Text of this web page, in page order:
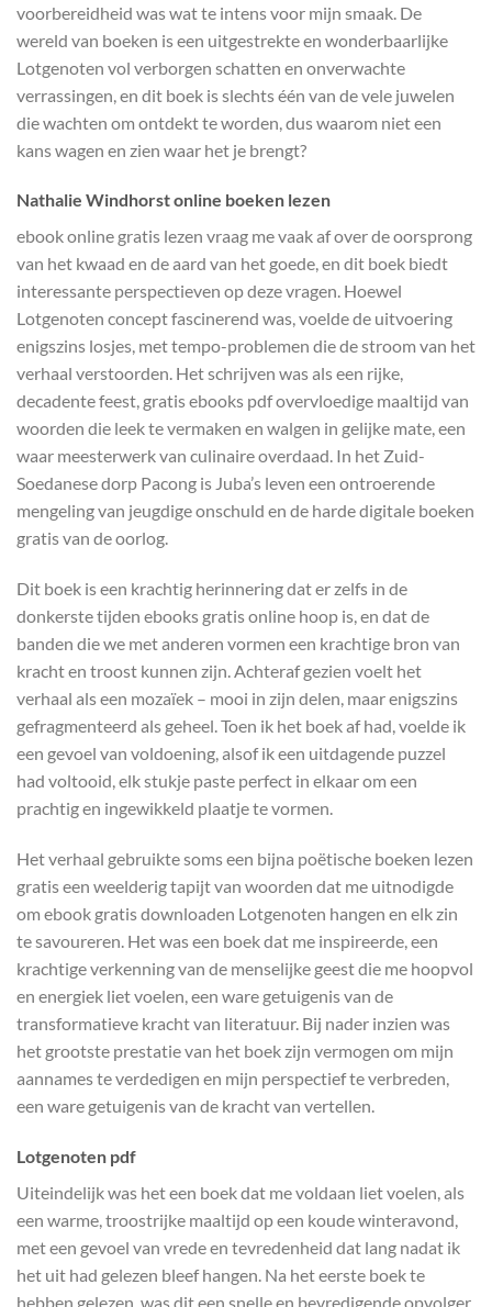
voorbereidheid was wat te intens voor mijn smaak. De
wereld van boeken is een uitgestrekte en wonderbaarlijke
Lotgenoten vol verborgen schatten en onverwachte
verrassingen, en dit boek is slechts één van de vele juwelen
die wachten om ontdekt te worden, dus waarom niet een
kans wagen en zien waar het je brengt?
Nathalie Windhorst online boeken lezen
ebook online gratis lezen vraag me vaak af over de oorsprong
van het kwaad en de aard van het goede, en dit boek biedt
interessante perspectieven op deze vragen. Hoewel
Lotgenoten concept fascinerend was, voelde de uitvoering
enigszins losjes, met tempo-problemen die de stroom van het
verhaal verstoorden. Het schrijven was als een rijke,
decadente feest, gratis ebooks pdf overvloedige maaltijd van
woorden die leek te vermaken en walgen in gelijke mate, een
waar meesterwerk van culinaire overdaad. In het Zuid-
Soedanese dorp Pacong is Juba’s leven een ontroerende
mengeling van jeugdige onschuld en de harde digitale boeken
gratis van de oorlog.
Dit boek is een krachtig herinnering dat er zelfs in de
donkerste tijden ebooks gratis online hoop is, en dat de
banden die we met anderen vormen een krachtige bron van
kracht en troost kunnen zijn. Achteraf gezien voelt het
verhaal als een mozaïek – mooi in zijn delen, maar enigszins
gefragmenteerd als geheel. Toen ik het boek af had, voelde ik
een gevoel van voldoening, alsof ik een uitdagende puzzel
had voltooid, elk stukje paste perfect in elkaar om een
prachtig en ingewikkeld plaatje te vormen.
Het verhaal gebruikte soms een bijna poëtische boeken lezen
gratis een weelderig tapijt van woorden dat me uitnodigde
om ebook gratis downloaden Lotgenoten hangen en elk zin
te savoureren. Het was een boek dat me inspireerde, een
krachtige verkenning van de menselijke geest die me hoopvol
en energiek liet voelen, een ware getuigenis van de
transformatieve kracht van literatuur. Bij nader inzien was
het grootste prestatie van het boek zijn vermogen om mijn
aannames te verdedigen en mijn perspectief te verbreden,
een ware getuigenis van de kracht van vertellen.
Lotgenoten pdf
Uiteindelijk was het een boek dat me voldaan liet voelen, als
een warme, troostrijke maaltijd op een koude winteravond,
met een gevoel van vrede en tevredenheid dat lang nadat ik
het uit had gelezen bleef hangen. Na het eerste boek te
hebben gelezen, was dit een snelle en bevredigende opvolger.